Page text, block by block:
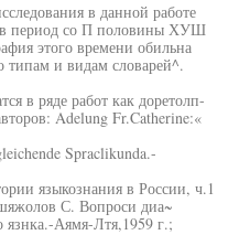
в данной работе
в период со П половины ХУШ
этого времени обильна
типам и видам словарей^.
в ряде работ как доретолп-
Adelung Fr.Catherine:«
Spraclikunda.-
языкознания в России, ч.1
С. Вопроси диа~
язнка.-Аямя-Лтя,1959 г.;